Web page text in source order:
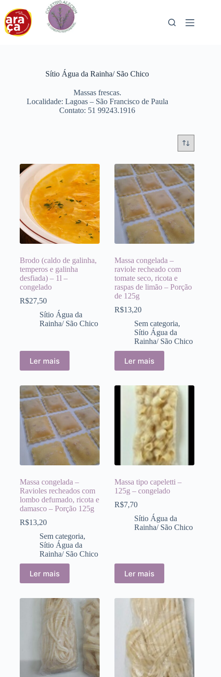
para
conteúdo
Sítio Água da Rainha/ São Chico
Massas frescas.
Localidade: Lagoas – São Francisco de Paula
Contato: 51 99243.1916
Brodo (caldo de galinha,
temperos e galinha
desfiada) – 1l –
congelado
R$27,50
Sítio Água da
Rainha/ São Chico
Ler mais
Massa congelada –
raviole recheado com
tomate seco, ricota e
raspas de limão – Porção
de 125g
R$13,20
Sem categoria,
Sítio Água da
Rainha/ São Chico
Ler mais
Massa congelada –
Ravioles recheados com
lombo defumado, ricota e
damasco – Porção 125g
R$13,20
Sem categoria,
Sítio Água da
Rainha/ São Chico
Ler mais
Massa tipo capeletti –
125g – congelado
R$7,70
Sítio Água da
Rainha/ São Chico
Ler mais